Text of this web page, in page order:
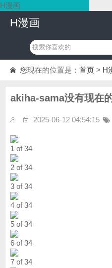
H漫画
H漫画
您现在的位置是： 首页 > H
akiha-sama没有现在
2025-06-12 04:54:15
1 of 34
2 of 34
3 of 34
4 of 34
5 of 34
6 of 34
7 of 34